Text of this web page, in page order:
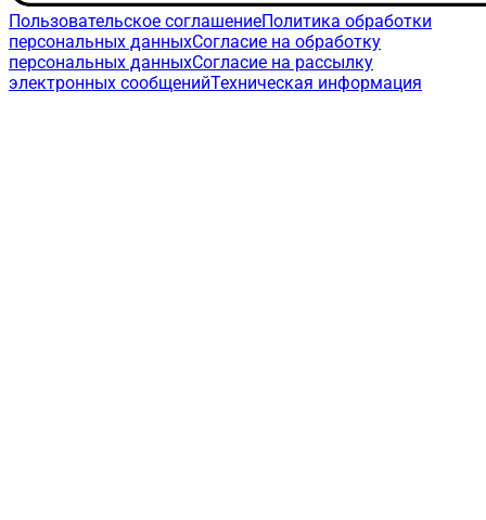
Пользовательское соглашениеПолитика обработки
персональных данныхСогласие на обработку
персональных данныхСогласие на рассылку
электронных сообщенийТехническая информация